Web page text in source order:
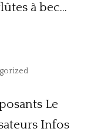
à bec...
Le
Infos